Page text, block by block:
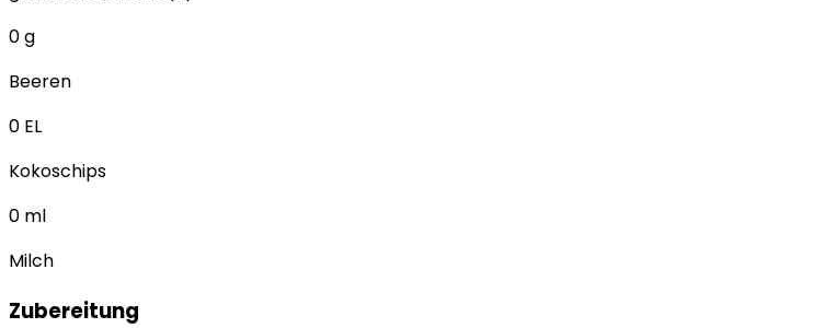
0g
Beeren
0 EL
Kokoschips
0 ml
Milch
Zubereitung